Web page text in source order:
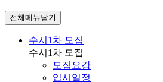
전체메뉴닫기
수시1차 모집
수시1차 모집
모집요강
입시일정